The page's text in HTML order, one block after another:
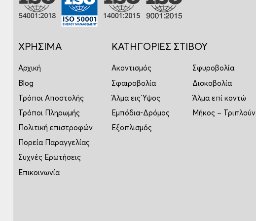
ΧΡΗΣΙΜΑ
Αρχική
Blog
Τρόποι Αποστολής
Τρόποι Πληρωμής
Πολιτική επιστροφών
Πορεία Παραγγελίας
Συχνές Ερωτήσεις
Επικοινωνία
ΚΑΤΗΓΟΡΙΕΣ ΣΤΙΒΟΥ
Ακοντισμός
Σφυροβολία
Σφαιροβολία
Δισκοβολία
Άλμα εις Ύψος
Άλμα επί κοντώ
Εμπόδια-Δρόμος
Μήκος – Τριπλούν
Εξοπλισμός